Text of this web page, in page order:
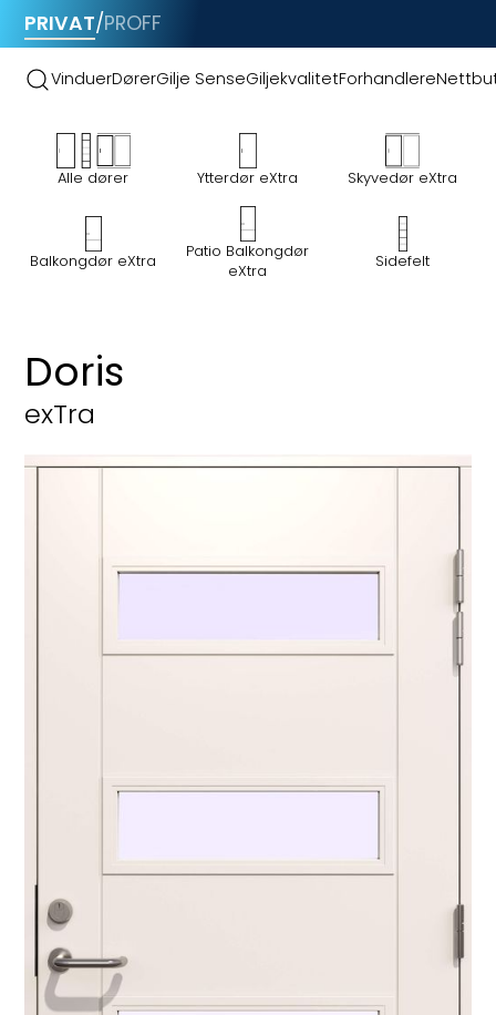
PRIVAT/PROFF
VinduerDørerGilje SenseGiljekvalitetForhandlere
Alle dører Ytterdør eXtra Skyvedør eXtra
Balkongdør eXtra
Patio Balkongdør
eXtra
Sidefelt
Doris
exTra